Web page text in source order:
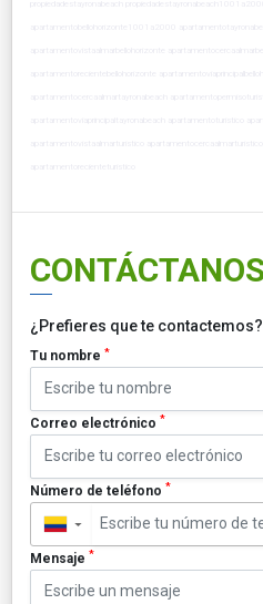
¿Prefieres que te contactemos?
Tu nombre *
Correo electrónico *
Número de teléfono *
▼
Mensaje *